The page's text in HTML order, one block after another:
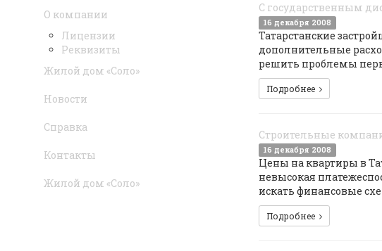
О компании
Лицензии
Реквизиты
Жилой дом «Соло»
Новости
Справка
Контакты
Жилой дом «Соло»
С государственным
16 декабря 2008
Татарстанские
дополнительные
решить проблемы
Подробнее
Строительные
16 декабря 2008
Цены на квартиры в
невысокая
искать финансовые
Подробнее